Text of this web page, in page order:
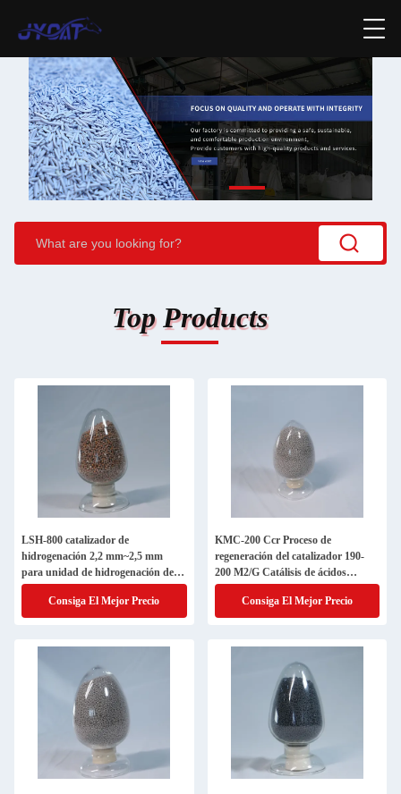
Top Products
LSH-800 catalizador de
hidrogenación 2,2 mm~2,5 mm
para unidad de hidrogenación de 2-
etilantraquinona de lecho fijo
Consiga El Mejor Precio
KMC-200 Ccr Proceso de
regeneración del catalizador 190-
200 M2/G Catálisis de ácidos
sólidos
Consiga El Mejor Precio